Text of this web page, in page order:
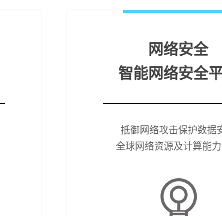
网络安全
智能网络安全
抵御网络攻击保护数据
全球网络资源及计算能